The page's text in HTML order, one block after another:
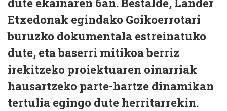
dute ekainaren 6an. Bestalde, Lander
Etxedonak egindako Goikoerrotari
buruzko dokumentala estreinatuko
dute, eta baserri mitikoa berriz
irekitzeko proiektuaren oinarriak
hausartzeko parte-hartze dinamikan
tertulia egingo dute herritarrekin.